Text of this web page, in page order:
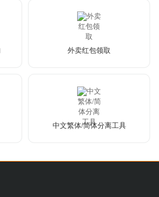
外卖红包领取
中文繁体/简体分离工具